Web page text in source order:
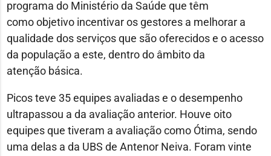
programa do Ministério da Saúde que têm
como objetivo incentivar os gestores a melhorar a
qualidade dos serviços que são oferecidos e o acesso
da população a este, dentro do âmbito da
atenção básica.
Picos teve 35 equipes avaliadas e o desempenho
ultrapassou a da avaliação anterior. Houve oito
equipes que tiveram a avaliação como Ótima, sendo
uma delas a da UBS de Antenor Neiva. Foram vinte